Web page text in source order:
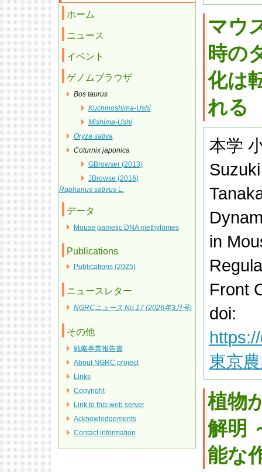
ホーム
ニュース
イベント
ゲノムブラウザ
Bos taurus
Kuchinoshima-Ushi
Mishima-Ushi
Oryza sativa
Coturnix japonica
GBrowser (2013)
JBrowse (2016)
Raphanus sativusL.
データ
Mouse gametic DNA methylomes
Publications
Publications (2025)
ニュースレター
NGRCニュース No.17 (2026年3月号)
その他
戦略事業報告書
About NGRC project
Links
Copyright
Link to this web server
Acknowledgements
Contact information
マウ
時の
化は
れる
本学
in
Front
doi:
東京
植物
解明
能な